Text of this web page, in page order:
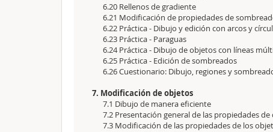
6.20 Rellenos de gradiente
6.21 Modificación de propiedades de
6.22 Práctica - Dibujo y edición con arcos y
6.23 Práctica - Paraguas
6.24 Práctica - Dibujo de objetos con líneas
6.25 Práctica - Edición de sombreados
6.26 Cuestionario: Dibujo, regiones y
7. Modificación de objetos
7.1 Dibujo de manera eficiente
7.2 Presentación general de las propiedades de
7.3 Modificación de las propiedades de los